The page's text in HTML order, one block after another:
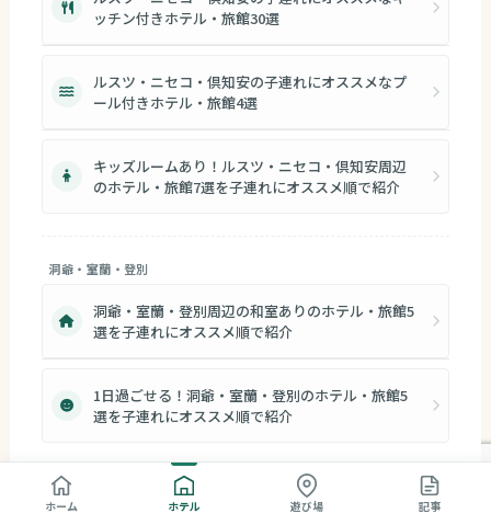
ッチン付きホテル・旅館30選
ルスツ・ニセコ・倶知安の子連れにオススメなプ
ール付きホテル・旅館4選
キッズルームあり！ルスツ・ニセコ・倶知安周辺
のホテル・旅館7選を子連れにオススメ順で紹介
洞爺・室蘭・登別
洞爺・室蘭・登別周辺の和室ありのホテル・旅館5
選を子連れにオススメ順で紹介
1日過ごせる！洞爺・室蘭・登別のホテル・旅館5
選を子連れにオススメ順で紹介
ホーム ホテル 遊び場 記事